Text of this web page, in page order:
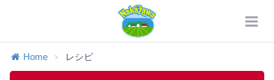
Home レシピ